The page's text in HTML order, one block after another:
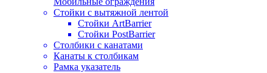
Стойки с вытяжной лентой
Стойки ArtBarrier
Стойки PostBarrier
Столбики с канатами
Канаты к столбикам
Рамка указатель